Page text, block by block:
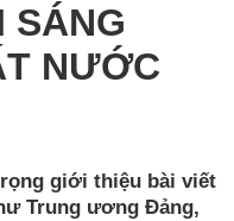
SÁNG
NƯỚC
giới thiệu bài viết
Trung ương Đảng,